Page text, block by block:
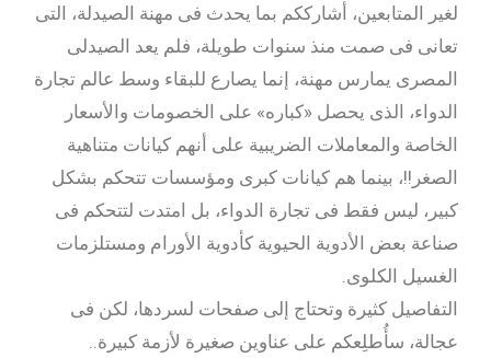
لغير المتابعين، أشارككم بما يحدث فى مهنة الصيدلة، التى
تعانى فى صمت منذ سنوات طويلة، فلم يعد الصيدلى
المصرى يمارس مهنة، إنما يصارع للبقاء وسط عالم تجارة
الدواء، الذى يحصل «كباره» على الخصومات والأسعار
الخاصة والمعاملات الضريبية على أنهم كيانات متناهية
الصغر!!، بينما هم كيانات كبرى ومؤسسات تتحكم بشكل
كبير، ليس فقط فى تجارة الدواء، بل امتدت لتتحكم فى
صناعة بعض الأدوية الحيوية كأدوية الأورام ومستلزمات
الغسيل الكلوى.
التفاصيل كثيرة وتحتاج إلى صفحات لسردها، لكن فى
عجالة، سأُطلِعكم على عناوين صغيرة لأزمة كبيرة..